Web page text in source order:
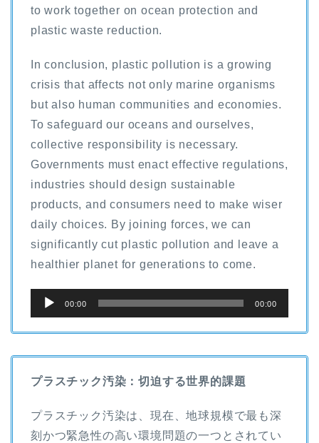
to work together on ocean protection and
plastic waste reduction.
In conclusion, plastic pollution is a growing
crisis that affects not only marine organisms
but also human communities and economies.
To safeguard our oceans and ourselves,
collective responsibility is necessary.
Governments must enact effective regulations,
industries should design sustainable
products, and consumers need to make wiser
daily choices. By joining forces, we can
significantly cut plastic pollution and leave a
healthier planet for generations to come.
声
レ
ー
ー
00:00 00:00
プラスチック汚染：切迫する世界的課題
プラスチック汚染は、現在、地球規模で最も深
刻かつ緊急性の高い環境問題の一つとされてい